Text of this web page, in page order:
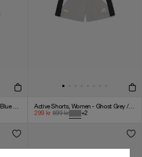
Active Shorts, Women - Cobalt Blue / Black / White
Active Shorts, Women - Ghost Grey / Black / White
299 kr 599kr +2